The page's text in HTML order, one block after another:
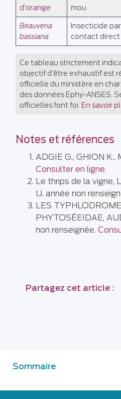
d’orange
mou
Beauveria
bassiana
Insecticide par
contact direct
Ce tableau strictement
objectif d’être exhaustif est
officielle du ministère en
des données Ephy-ANSES.
officielles font foi. En savoir
Notes et références
ADGIE G., GHION K.,
Consulter en ligne.
Le thrips de la vigne,
U. année non
LES
PHYTOSÉEIDAE,
non renseignée.
Partagez cet article :
Sommaire